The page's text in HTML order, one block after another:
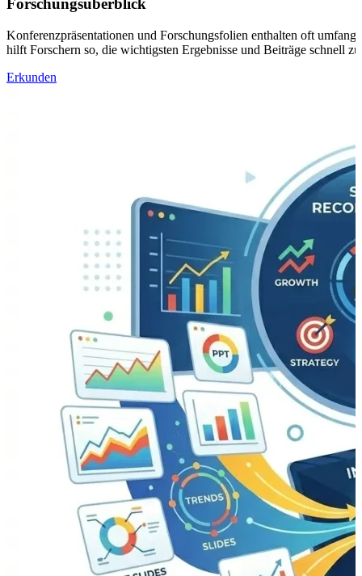
Forschungsüberblick
Konferenzpräsentationen und Forschungsfolien enthalten oft
hilft Forschern so, die wichtigsten Ergebnisse und Beiträge schnell zu
Erkunden